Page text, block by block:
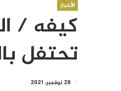
الأخبار
كيفه /
تحتفل بالذكرى 61 لعيد
28 نوفمبر، 2021